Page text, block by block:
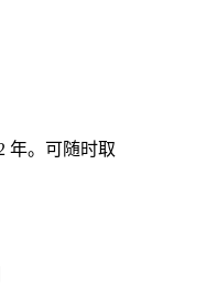
年。可随时取